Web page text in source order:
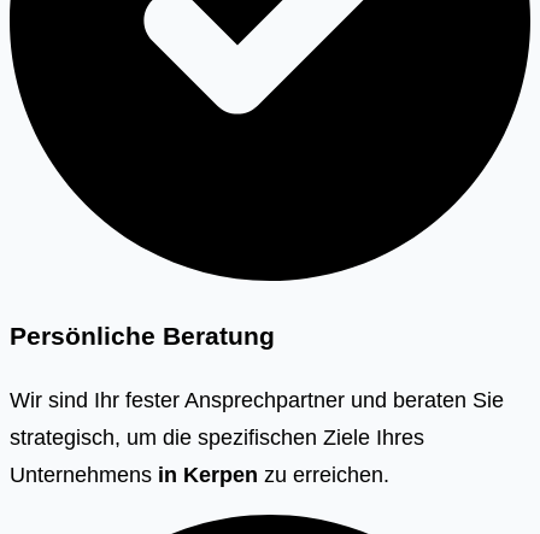
Persönliche Beratung
Wir sind Ihr fester Ansprechpartner und beraten Sie
strategisch, um die spezifischen Ziele Ihres
Unternehmens in Kerpen zu erreichen.